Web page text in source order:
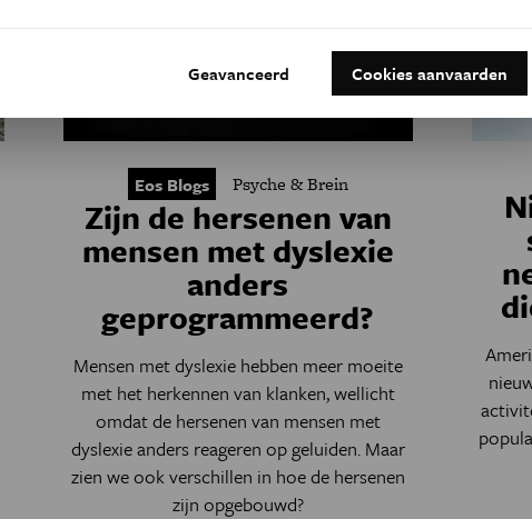
Eos Blogs Psyche & Brein
Zijn de hersenen van
mensen met dyslexie
anders
geprogrammeerd?
Mensen met dyslexie hebben meer moeite
met het herkennen van klanken, wellicht
omdat de hersenen van mensen met
dyslexie anders reageren op geluiden. Maar
zien we ook verschillen in hoe de hersenen
zijn opgebouwd?
Geavanceerd Cookies aanvaarden